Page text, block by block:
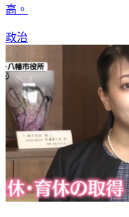
高。
政治